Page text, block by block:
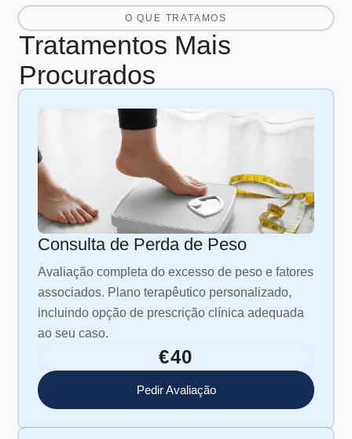
O QUE TRATAMOS
Tratamentos Mais
Procurados
Consulta de Perda de Peso
Avaliação completa do excesso de peso e fatores
associados. Plano terapêutico personalizado,
incluindo opção de prescrição clínica adequada
ao seu caso.
€40
Pedir Avaliação